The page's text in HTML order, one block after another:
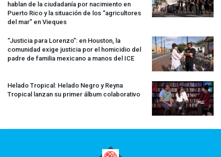
hablan de la ciudadanía por nacimiento en
Puerto Rico y la situación de los “agricultores
del mar” en Vieques
“Justicia para Lorenzo”: en Houston, la
comunidad exige justicia por el homicidio del
padre de familia mexicano a manos del ICE
Helado Tropical: Helado Negro y Reyna
Tropical lanzan su primer álbum colaborativo